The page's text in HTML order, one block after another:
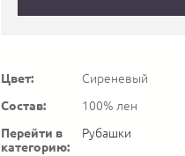
Цвет:
Сиреневый
Состав:
100% лен
Перейти в
категорию:
Рубашки